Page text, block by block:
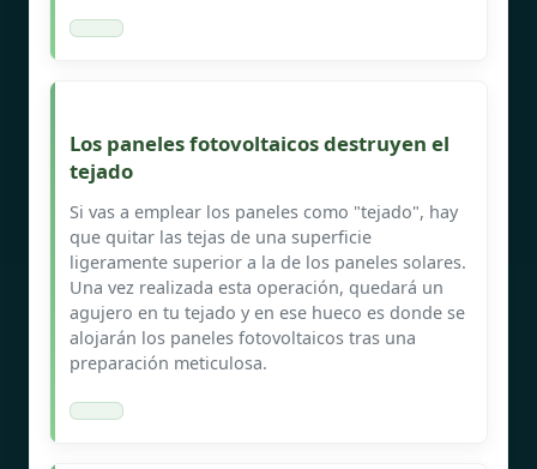
Los paneles fotovoltaicos destruyen el
tejado
Si vas a emplear los paneles como "tejado", hay
que quitar las tejas de una superficie
ligeramente superior a la de los paneles solares.
Una vez realizada esta operación, quedará un
agujero en tu tejado y en ese hueco es donde se
alojarán los paneles fotovoltaicos tras una
preparación meticulosa.